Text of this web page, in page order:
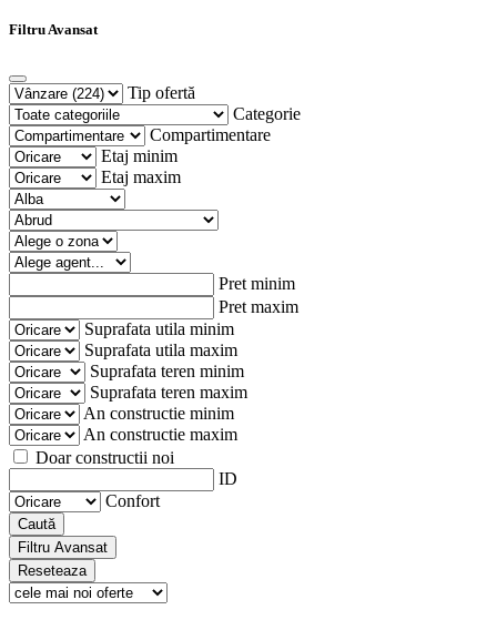
Filtru Avansat
Tip ofertă
Categorie
Compartimentare
Etaj minim
Etaj maxim
Pret minim
Pret maxim
Suprafata utila minim
Suprafata utila maxim
Suprafata teren minim
Suprafata teren maxim
An constructie minim
An constructie maxim
Doar constructii noi
ID
Confort
Caută
Filtru Avansat
Reseteaza